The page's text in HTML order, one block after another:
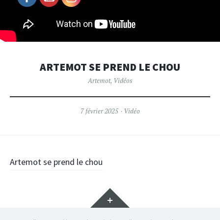
ARTEMOT SE PREND LE CHOU
Artemot, Vidéos
7 février 2025 Vidéo
Post
Artemot se prend le chou
Widgets